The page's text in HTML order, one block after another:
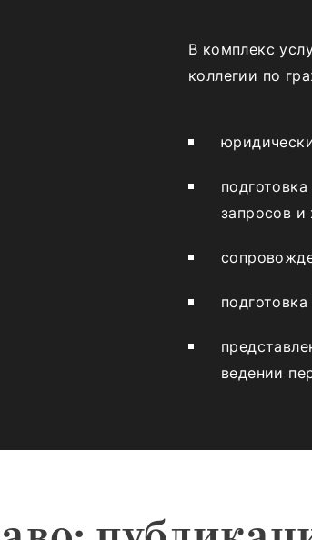
В комплекс
коллегии по
запросов и
ведении